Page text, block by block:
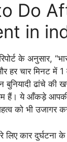
Do
in
के अनुसार,
हर चार मिनट में
ढांचे की
हैं। ये आँकड़े आपकी
को भी उजागर
लिए कार दुर्घटना